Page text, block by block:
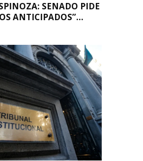
SENADO PIDE
ANTICIPADOS”...